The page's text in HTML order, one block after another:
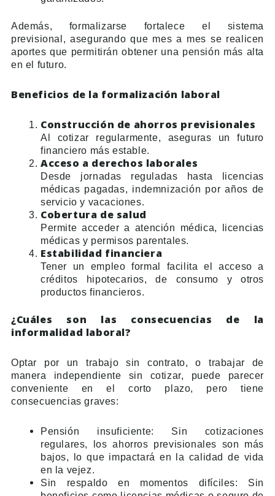
Además, formalizarse fortalece el sistema
previsional, asegurando que mes a mes se realicen
aportes que permitirán obtener una pensión más alta
en el futuro.
Beneficios de la formalización laboral
Construcción de ahorros previsionales
Al cotizar regularmente, aseguras un futuro
financiero más estable.
Acceso a derechos laborales
Desde jornadas reguladas hasta licencias
médicas pagadas, indemnización por años de
servicio y vacaciones.
Cobertura de salud
Permite acceder a atención médica, licencias
médicas y permisos parentales.
Estabilidad financiera
Tener un empleo formal facilita el acceso a
créditos hipotecarios, de consumo y otros
productos financieros.
¿Cuáles son las consecuencias de la
informalidad laboral?
Optar por un trabajo sin contrato, o trabajar de
manera independiente sin cotizar, puede parecer
conveniente en el corto plazo, pero tiene
consecuencias graves:
Pensión insuficiente: Sin cotizaciones
regulares, los ahorros previsionales son más
bajos, lo que impactará en la calidad de vida
en la vejez.
Sin respaldo en momentos difíciles: Sin